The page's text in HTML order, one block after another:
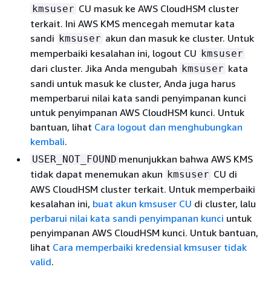
kmsuser CU masuk ke AWS CloudHSM cluster
terkait. Ini AWS KMS mencegah memutar kata
sandi kmsuser akun dan masuk ke cluster. Untuk
memperbaiki kesalahan ini, logout CU kmsuser
dari cluster. Jika Anda mengubah kmsuser kata
sandi untuk masuk ke cluster, Anda juga harus
memperbarui nilai kata sandi penyimpanan kunci
untuk penyimpanan AWS CloudHSM kunci. Untuk
bantuan, lihat Cara logout dan menghubungkan
kembali.
USER_NOT_FOUND menunjukkan bahwa AWS KMS
tidak dapat menemukan akun kmsuser CU di
AWS CloudHSM cluster terkait. Untuk memperbaiki
kesalahan ini, buat akun kmsuser CU di cluster, lalu
perbarui nilai kata sandi penyimpanan kunci untuk
penyimpanan AWS CloudHSM kunci. Untuk bantuan,
lihat Cara memperbaiki kredensial kmsuser tidak
valid.